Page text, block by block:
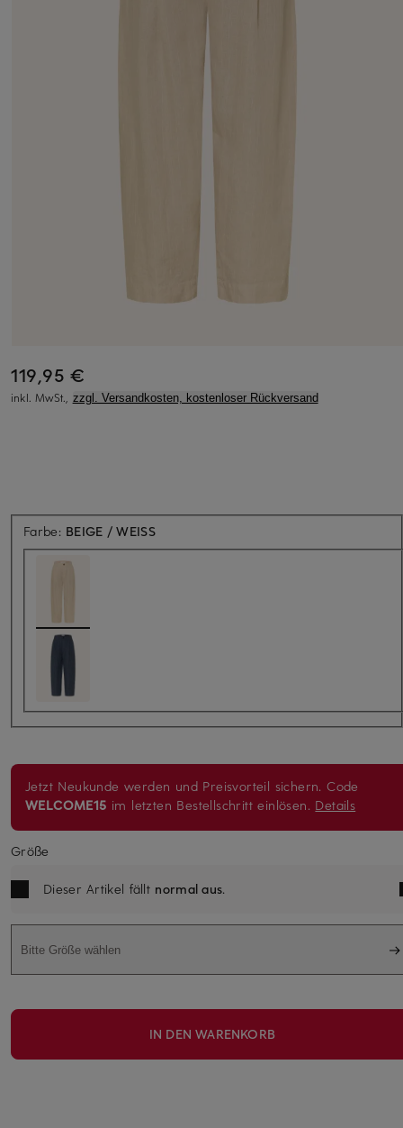
119,95 €
inkl. MwSt., zzgl. Versandkosten, kostenloser Rückversand
Farbe: BEIGE / WEISS
Jetzt Neukunde werden und Preisvorteil sichern. Code
WELCOME15 im letzten Bestellschritt einlösen. Details
Größe
Dieser Artikel fällt normal aus.
Bitte Größe wählen
IN DEN WARENKORB